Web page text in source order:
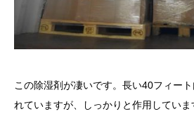
この除湿剤が凄いです。長い40フィー
れていますが、しっかりと作用していま